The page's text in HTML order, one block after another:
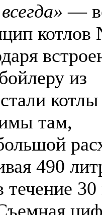
—
котлов
из
там,
490
течение